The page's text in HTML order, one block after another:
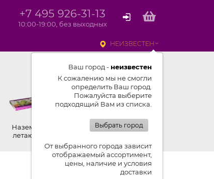
+7 495 926-31-13
10:00-19:00, без выходных
НЕИЗВЕСТЕН
Ваш город - неизвестен
К сожалению мы не смогли
определить Ваш город.
Пожалуйста выберите
подходящий Вам из списка.
Выбрать город
От выбранного города зависит
отображаемый ассортимент,
цены, наличие и условия
доставки
Наземные,
летающие
Петарды